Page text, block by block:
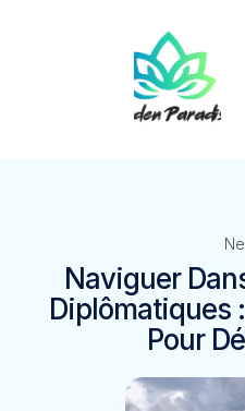
Naviguer
Diplômatiques
Pour